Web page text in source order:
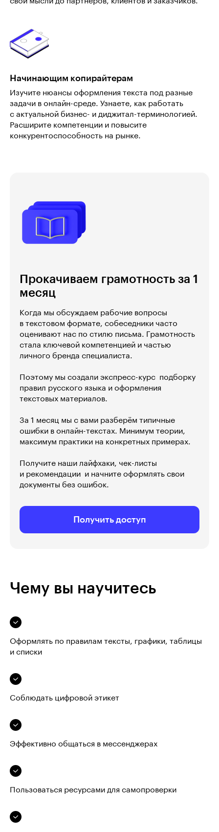
Начинающим копирайтерам
Изучите нюансы оформления текста под разные
задачи в онлайн-среде. Узнаете, как работать
с актуальной бизнес- и диджитал-терминологией.
Расширите компетенции и повысите
конкурентоспособность на рынке.
Прокачиваем грамотность за 1
месяц
Когда мы обсуждаем рабочие вопросы
в текстовом формате, собеседники часто
оценивают нас по стилю письма. Грамотность
стала ключевой компетенцией и частью
личного бренда специалиста.
Поэтому мы создали экспресс-курс  подборку
правил русского языка и оформления
текстовых материалов.
За 1 месяц мы с вами разберём типичные
ошибки в онлайн-текстах. Минимум теории,
максимум практики на конкретных примерах.
Получите наши лайфхаки, чек-листы
и рекомендации  и начните оформлять свои
документы без ошибок.
Получить доступ
Чему вы научитесь
Оформлять по правилам тексты, графики, таблицы
и списки
Соблюдать цифровой этикет
Эффективно общаться в мессенджерах
Пользоваться ресурсами для самопроверки